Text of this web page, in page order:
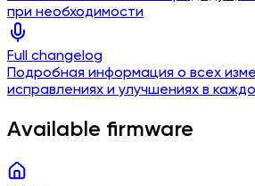
при необходимости
Full changelog
Подробная информация о всех
исправлениях и улучшениях в
Available firmware